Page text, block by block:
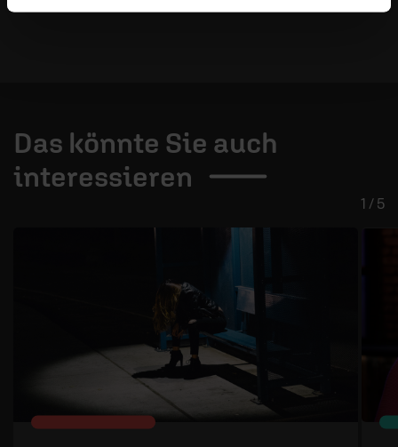
Das könnte Sie auch
interessieren
1 / 5